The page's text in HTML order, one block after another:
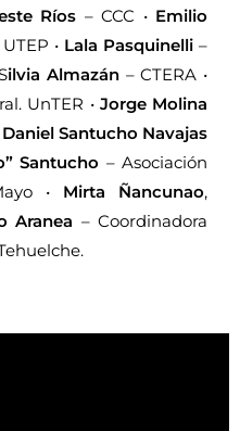
Ríos – CCC • Emilio
• Lala Pasquinelli –
ilvia Almazán– CTERA •
UnTER • Jorge Molina
Daniel Santucho Navajas
Santucho – Asociación
• Mirta Ñancunao,
Aranea – Coordinadora